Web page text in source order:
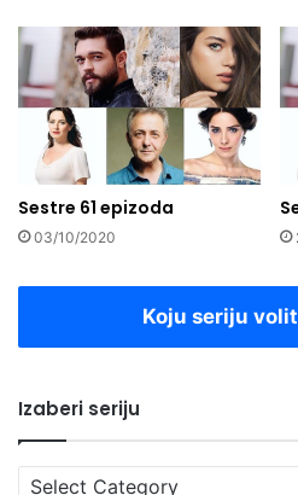
Sestre 61 epizoda
03/10/2020
Koju seriju
Izaberi seriju
Izaberi